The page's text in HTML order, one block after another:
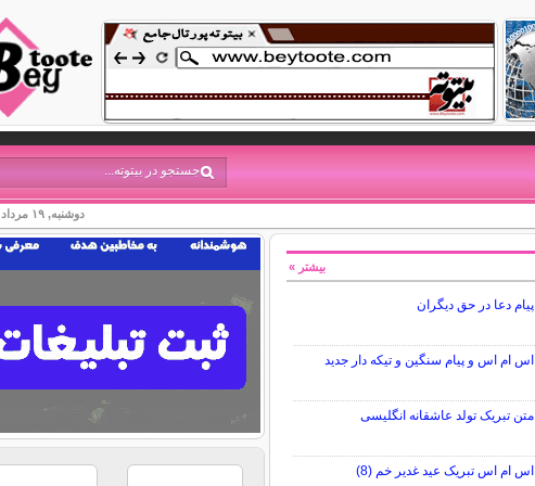
دوشنبه, ۱۹ مرداد ۱۴۰۵
پیام دعا در حق دیگران
اس ام اس و پیام سنگین و تیکه دار جدید
متن تبریک تولد عاشقانه انگلیسی
اس ام اس تبریک عید غدیر خم (8)
بیشتر »